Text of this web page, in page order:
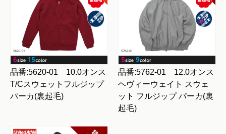
品番:5620-01 10.0オンス
T/Cスウェットフルジップ
パーカ(裏起毛)
品番:5762-01 12.0オンス
ヘヴィーウェイト スウェ
ット フルジップ パーカ(裏
起毛)